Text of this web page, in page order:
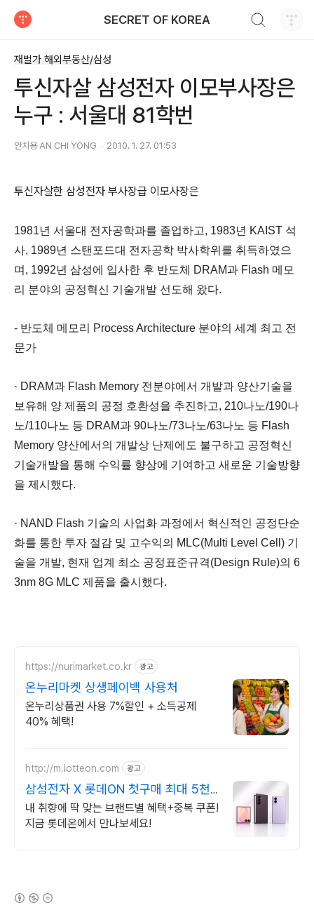
SECRET OF KOREA
재벌가 해외부동산/삼성
투신자살 삼성전자 이모부사장은
누구 : 서울대 81학번
안치용 AN CHI YONG 2010. 1. 27. 01:53
투신자살한 삼성전자 부사장급 이모사장은
1981년 서울대 전자공학과를 졸업하고, 1983년 KAIST 석
사, 1989년 스탠포드대 전자공학 박사학위를 취득하였으
며, 1992년 삼성에 입사한 후 반도체 DRAM과 Flash 메모
리 분야의 공정혁신 기술개발 선도해 왔다.
- 반도체 메모리 Process Architecture 분야의 세계 최고 전
문가
· DRAM과 Flash Memory 전분야에서 개발과 양산기술을
보유해 양 제품의 공정 호환성을 추진하고, 210나노/190나
노/110나노 등 DRAM과 90나노/73나노/63나노 등 Flash
Memory 양산에서의 개발상 난제에도 불구하고 공정혁신
기술개발을 통해 수익률 향상에 기여하고 새로운 기술방향
을 제시했다.
· NAND Flash 기술의 사업화 과정에서 혁신적인 공정단순
화를 통한 투자 절감 및 고수익의 MLC(Multi Level Cell) 기
술을 개발, 현재 업계 최소 공정표준규격(Design Rule)의 6
3nm 8G MLC 제품을 출시했다.
https://nurimarket.co.kr 광고
온누리마켓 상생페이백 사용처
온누리상품권 사용 7%할인 + 소득공제
40% 혜택!
http://m.lotteon.com 광고
삼성전자 X 롯데ON 첫구매 최대 5천
원 혜택!
내 취향에 딱 맞는 브랜드별 혜택+중복 쿠폰!
지금 롯데온에서 만나보세요!